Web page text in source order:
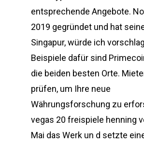
entsprechende Angebote.
2019 gegründet und hat
Singapur, würde ich
Beispiele dafür sind
die beiden besten Orte.
prüfen, um Ihre neue
Währungsforschung zu
vegas 20 freispiele henning
Mai das Werk un d setzte